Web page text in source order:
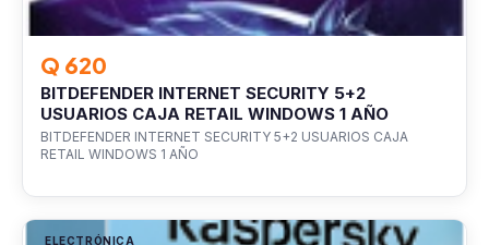
Q 620
BITDEFENDER INTERNET SECURITY 5+2
USUARIOS CAJA RETAIL WINDOWS 1 AÑO
BITDEFENDER INTERNET SECURITY 5+2 USUARIOS CAJA
RETAIL WINDOWS 1 AÑO
ELECTRÓNICA